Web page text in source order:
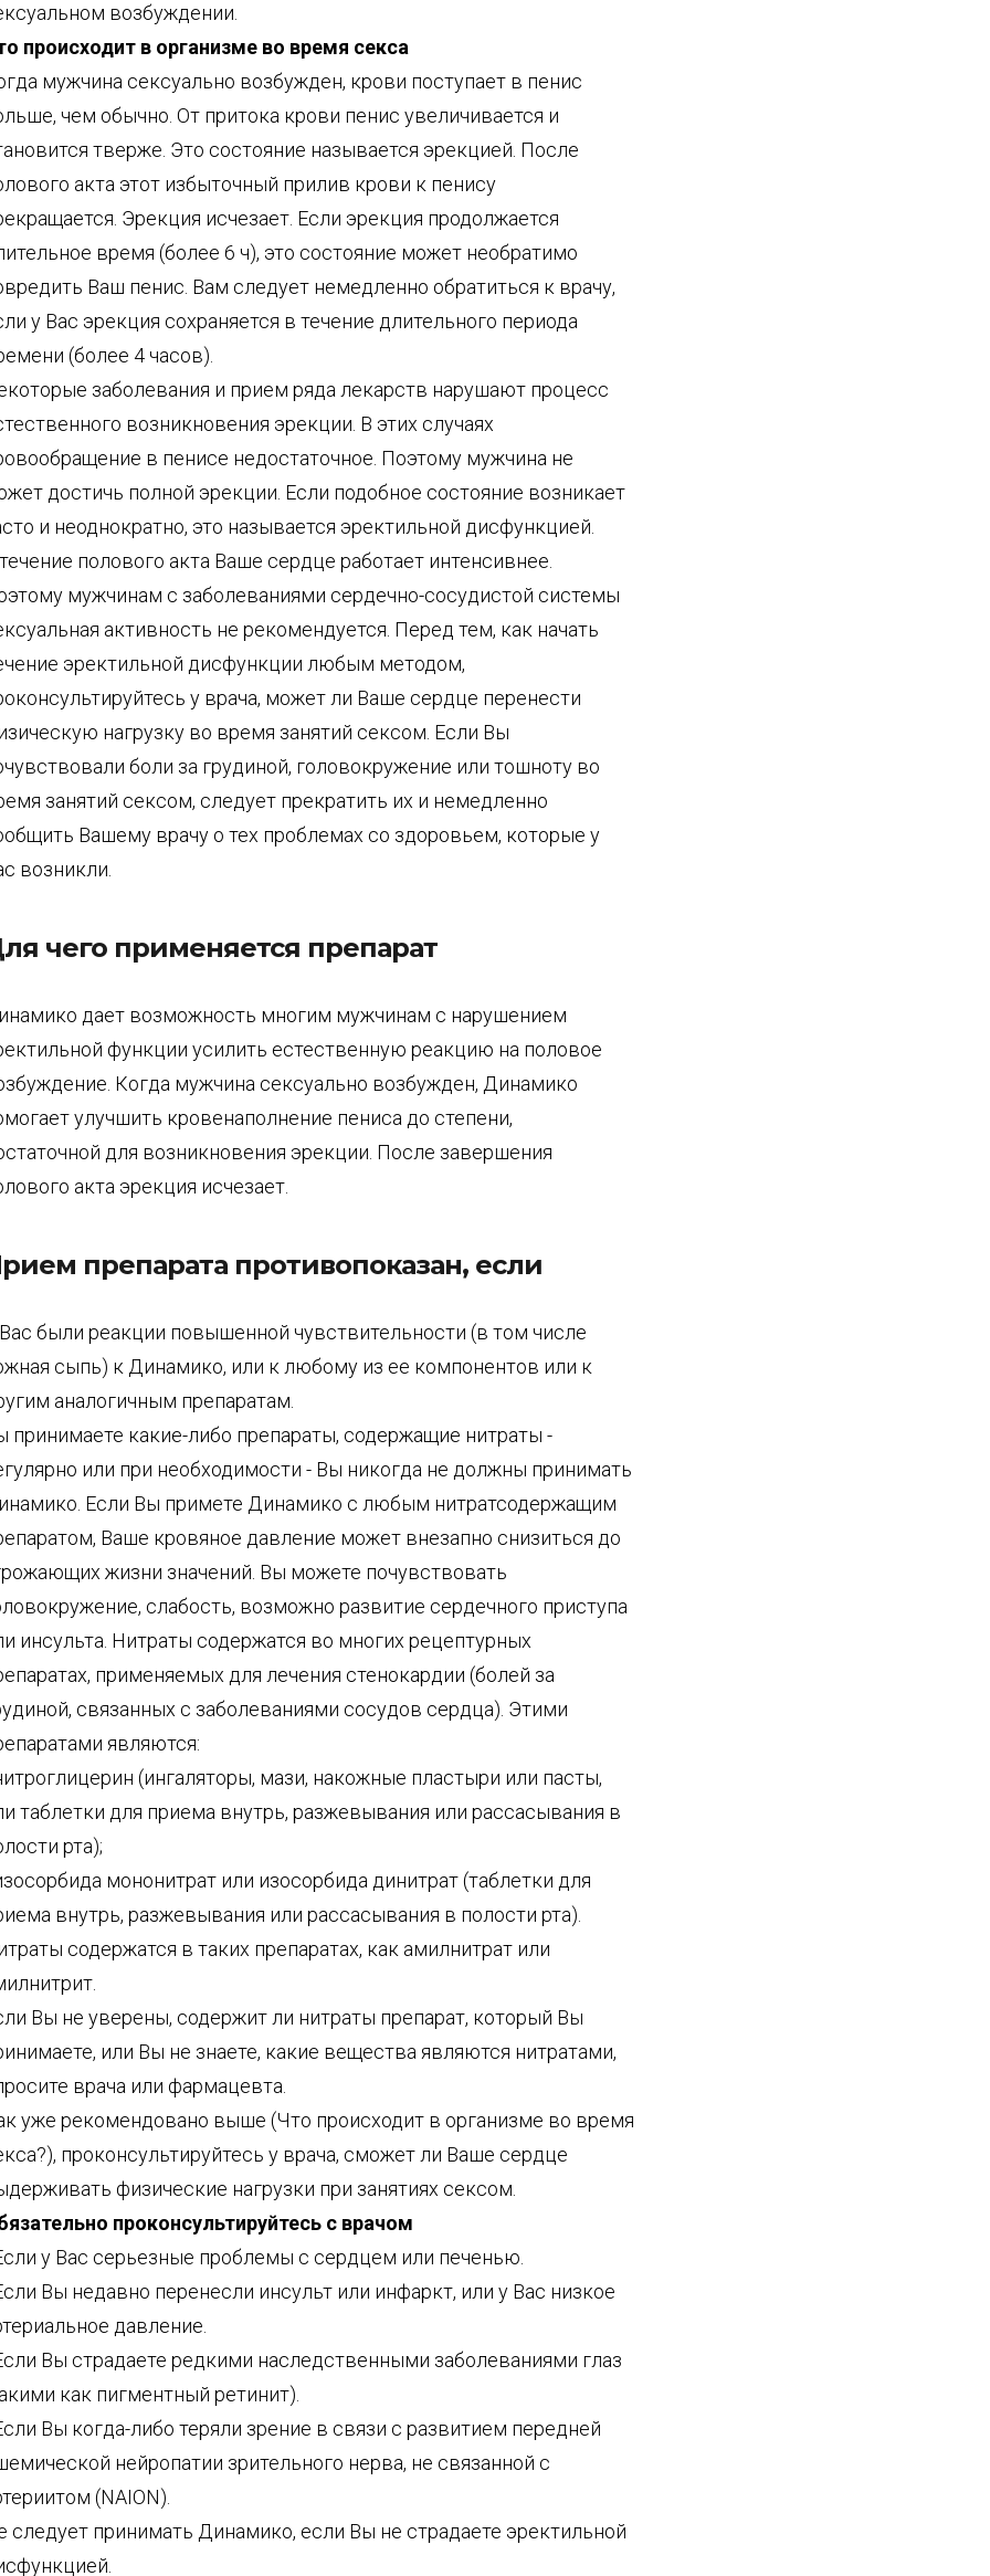
возбуждении.
происходит в организме во время секса
мужчина сексуально возбужден, крови поступает в пенис
чем обычно. От притока крови пенис увеличивается и
тверже. Это состояние называется эрекцией. После
акта этот избыточный прилив крови к пенису
Эрекция исчезает. Если эрекция продолжается
время (более 6 ч), это состояние может необратимо
Ваш пенис. Вам следует немедленно обратиться к врачу,
у Вас эрекция сохраняется в течение длительного периода
(более 4 часов).
заболевания и прием ряда лекарств нарушают процесс
возникновения эрекции. В этих случаях
в пенисе недостаточное. Поэтому мужчина не
достичь полной эрекции. Если подобное состояние возникает
и неоднократно, это называется эректильной дисфункцией.
полового акта Ваше сердце работает интенсивнее.
мужчинам с заболеваниями сердечно-сосудистой системы
активность не рекомендуется. Перед тем, как начать
эректильной дисфункции любым методом,
у врача, может ли Ваше сердце перенести
нагрузку во время занятий сексом. Если Вы
боли за грудиной, головокружение или тошноту во
занятий сексом, следует прекратить их и немедленно
Вашему врачу о тех проблемах со здоровьем, которые у
возникли.
чего применяется препарат
дает возможность многим мужчинам с нарушением
функции усилить естественную реакцию на половое
Когда мужчина сексуально возбужден, Динамико
улучшить кровенаполнение пениса до степени,
для возникновения эрекции. После завершения
акта эрекция исчезает.
препарата противопоказан, если
были реакции повышенной чувствительности (в том числе
сыпь) к Динамико, или к любому из ее компонентов или к
аналогичным препаратам.
принимаете какие-либо препараты, содержащие нитраты -
или при необходимости - Вы никогда не должны принимать
Если Вы примете Динамико с любым нитратсодержащим
Ваше кровяное давление может внезапно снизиться до
жизни значений. Вы можете почувствовать
слабость, возможно развитие сердечного приступа
инсульта. Нитраты содержатся во многих рецептурных
применяемых для лечения стенокардии (болей за
связанных с заболеваниями сосудов сердца). Этими
являются:
(ингаляторы, мази, накожные пластыри или пасты,
таблетки для приема внутрь, разжевывания или рассасывания в
рта);
мононитрат или изосорбида динитрат (таблетки для
внутрь, разжевывания или рассасывания в полости рта).
содержатся в таких препаратах, как амилнитрат или
Вы не уверены, содержит ли нитраты препарат, который Вы
или Вы не знаете, какие вещества являются нитратами,
врача или фармацевта.
уже рекомендовано выше (Что происходит в организме во время
проконсультируйтесь у врача, сможет ли Ваше сердце
физические нагрузки при занятиях сексом.
проконсультируйтесь с врачом
у Вас серьезные проблемы с сердцем или печенью.
Вы недавно перенесли инсульт или инфаркт, или у Вас низкое
давление.
Вы страдаете редкими наследственными заболеваниями глаз
как пигментный ретинит).
Вы когда-либо теряли зрение в связи с развитием передней
нейропатии зрительного нерва, не связанной с
(NAION).
следует принимать Динамико, если Вы не страдаете эректильной